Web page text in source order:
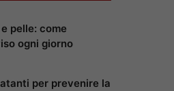
pelle: come
ogni giorno
per prevenire la